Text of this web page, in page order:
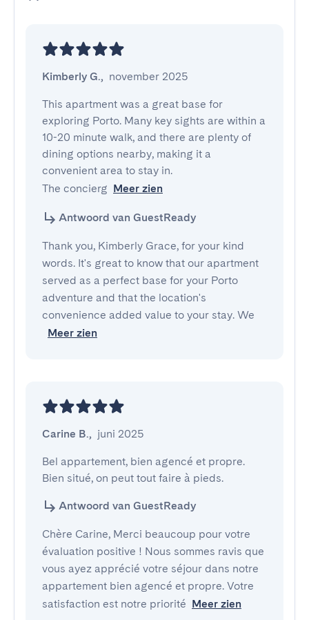
Kimberly G., november 2025
This apartment was a great base for
exploring Porto. Many key sights are within a
10-20 minute walk, and there are plenty of
dining options nearby, making it a
convenient area to stay in.
The concierg Meer zien
Antwoord van GuestReady
Thank you, Kimberly Grace, for your kind
words. It's great to know that our apartment
served as a perfect base for your Porto
adventure and that the location's
convenience added value to your stay. We
Meer zien
Carine B., juni 2025
Bel appartement, bien agencé et propre.
Bien situé, on peut tout faire à pieds.
Antwoord van GuestReady
Chère Carine, Merci beaucoup pour votre
évaluation positive ! Nous sommes ravis que
vous ayez apprécié votre séjour dans notre
appartement bien agencé et propre. Votre
satisfaction est notre priorité Meer zien